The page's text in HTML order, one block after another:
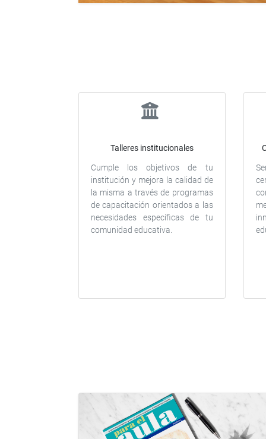
Talleres institucionales
Cumple los objetivos de tu
institución y mejora la calidad de
la misma a través de programas
de capacitación orientados a las
necesidades específicas de tu
comunidad educativa.